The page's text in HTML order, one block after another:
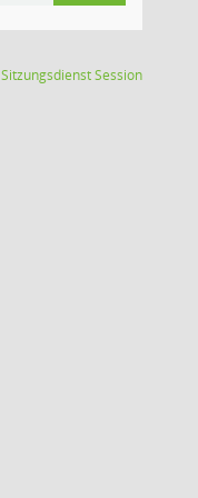
SitzungsdienstSession(Wird in